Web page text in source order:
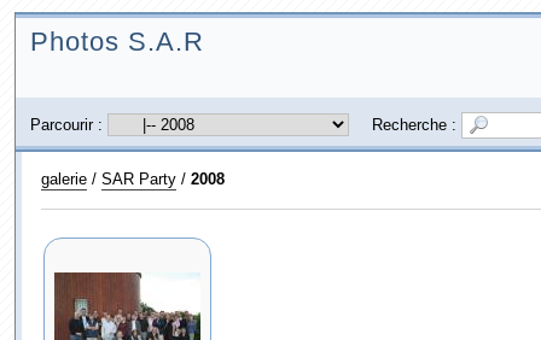
Photos S.A.R
Parcourir : Recherche :
galerie/ SAR Party/ 2008